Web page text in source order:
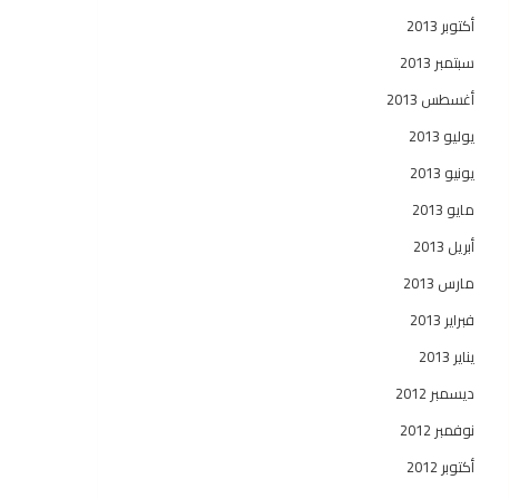
أكتوبر 2013
سبتمبر 2013
أغسطس 2013
يوليو 2013
يونيو 2013
مايو 2013
أبريل 2013
مارس 2013
فبراير 2013
يناير 2013
ديسمبر 2012
نوفمبر 2012
أكتوبر 2012